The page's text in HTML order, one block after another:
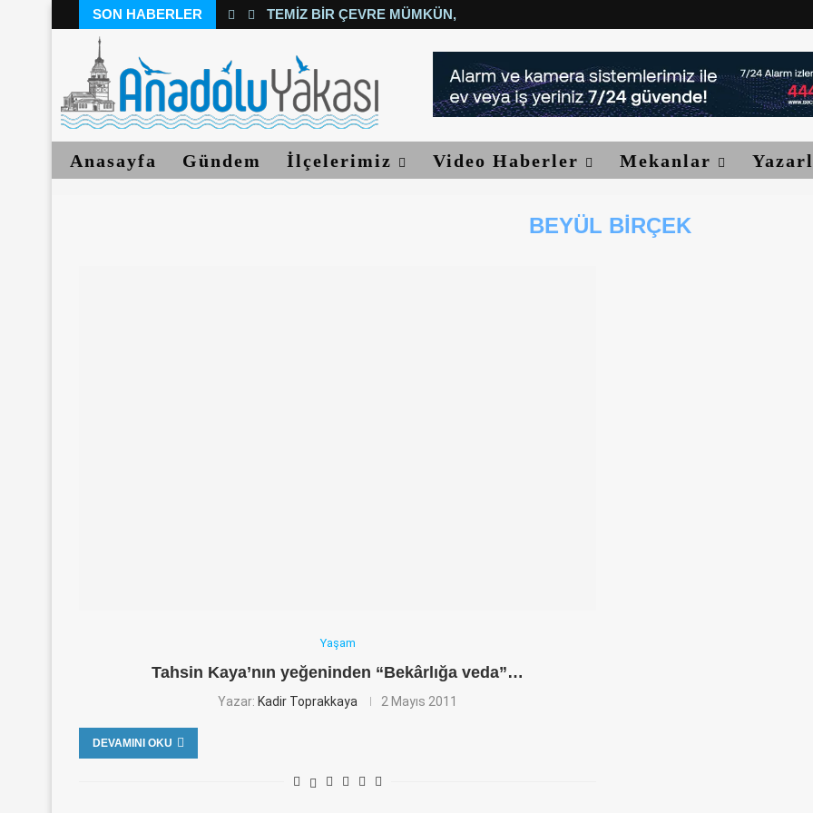
SON HABERLER TEMIZ BIR ÇEVRE MÜMKÜN, YETER...
Anasayfa Gündem İlçelerimiz Video Haberler Mekanlar
BEYÜL BIRÇEK
Yaşam
Tahsin Kaya’nın yeğeninden “Bekârlığa veda”…
Yazar: Kadir Toprakkaya 2 Mayıs 2011
DEVAMINI OKU